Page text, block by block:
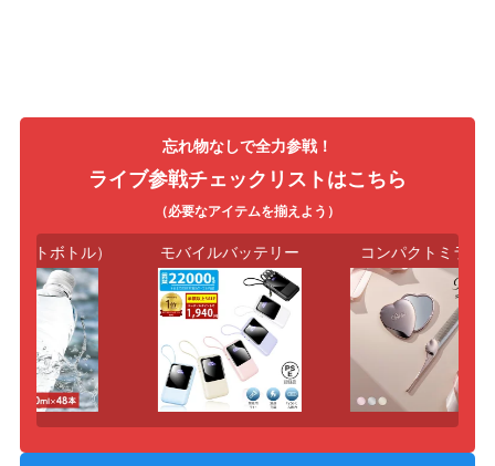
忘れ物なしで全力参戦！
ライブ参戦チェックリストはこちら
（必要なアイテムを揃えよう）
トボトル） モバイルバッテリー コンパクトミラー